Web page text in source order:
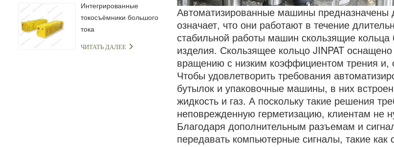
Интегрированные
токосъёмники большого
тока
ЧИТАТЬ ДАЛЕЕ
Автоматизированные машины
означает, что они работают в течение
стабильной работы машин скользящие кольца
изделия. Скользящее кольцо JINPAT
вращению с низким коэффициентом трения и,
Чтобы удовлетворить требования
бутылок и упаковочные машины, в них
жидкость и газ. А поскольку такие решения
неповрежденную герметизацию, клиентам не
Благодаря дополнительным разъемам и
передавать компьютерные сигналы, такие